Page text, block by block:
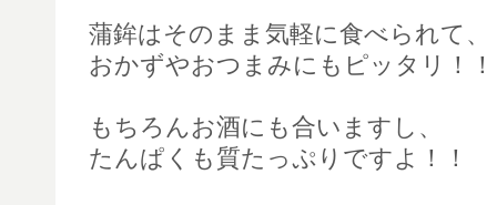
蒲鉾はそのまま気軽に食べられて、
おかずやおつまみにもピッタリ！！
もちろんお酒にも合いますし、
たんぱくも質たっぷりですよ！！